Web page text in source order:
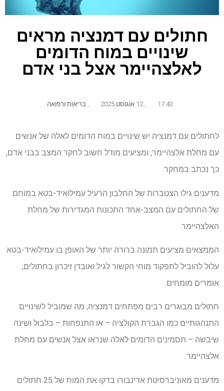
חתולים עם דמנציה מראים
שינויים במוח הדומים
לאלצהיימר אצל בני אדם
17:43 בריאות ורפואה
לחתולים עם דמנציה יש שינויים במוח הדומים לאלה של אנשים
עם מחלת אלצהיימר, ומציעים מודל חשוב לחקר המצב בבני אדם,
כך נכתב במחקר.
מדענים גילו הצטברות של החלבון הרעיל עמילואיד-בטא במוחם
של החתולים עם המצב-אחד התכונות המגדירות של מחלת
האלצהיימר.
הממצאים מציעים תמונה ברורה יותר של האופן בו עמילואיד-בטא
עלול להוביל לתפקוד מוחי הקשור לגיל ואובדן זיכרון בחתולים,
אומרים מומחים.
חתולים מבוגרים רבים מפתחים דמנציה, מה שמוביל לשינויים
התנהגותיים כמו הגברת הקולציה – או התנפחות – בלבול ושינה
שיבשה – תסמינים הדומים לאלה שנראו אצל אנשים עם מחלת
אלצהיימר.
מדענים מאוניברסיטת אדינבורו בדקו את המוח של 25 חתולים